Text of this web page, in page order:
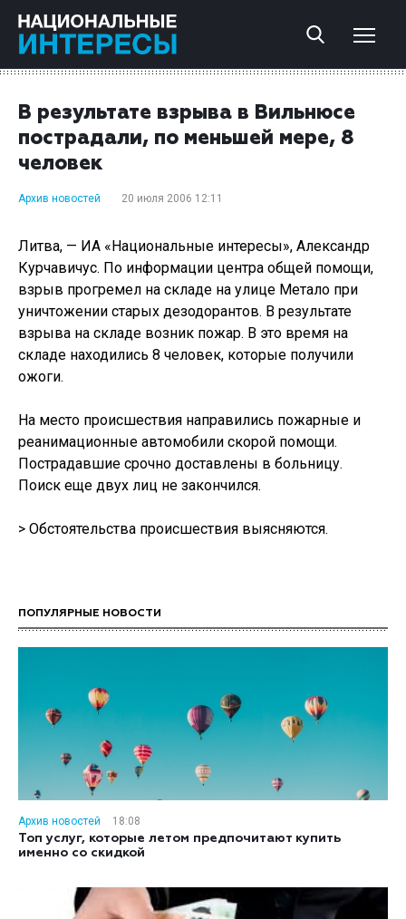
В результате взрыва в Вильнюсе
пострадали, по меньшей мере, 8
человек
Архив новостей 20 июля 2006 12:11
Литва, — ИА «Национальные интересы», Александр
Курчавичус. По информации центра общей помощи,
взрыв прогремел на складе на улице Метало при
уничтожении старых дезодорантов. В результате
взрыва на складе возник пожар. В это время на
складе находились 8 человек, которые получили
ожоги.
На место происшествия направились пожарные и
реанимационные автомобили скорой помощи.
Пострадавшие срочно доставлены в больницу.
Поиск еще двух лиц не закончился.
> Обстоятельства происшествия выясняются.
ПОПУЛЯРНЫЕ НОВОСТИ
Архив новостей
18:08
Топ услуг, которые летом предпочитают купить
именно со скидкой